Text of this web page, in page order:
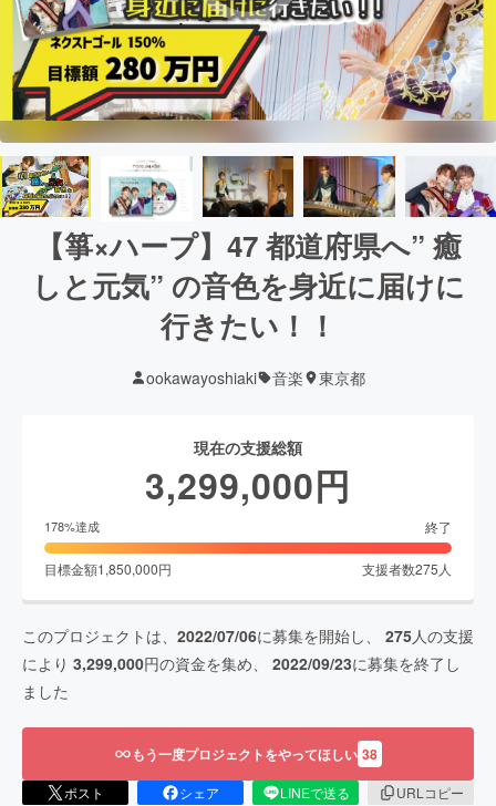
【箏×ハープ】47 都道府県へ” 癒
しと元気” の音色を身近に届けに
行きたい！！
ookawayoshiaki 音楽 東京都
現在の支援総額
3,299,000円
178%達成 終了
目標金額1,850,000円 支援者数275 人
このプロジェクトは、 2022/07/06に募集を開始し、 275人の支援
により 3,299,000円の資金を集め、 2022/09/23に募集を終了し
ました
もう一度プロジェクトをやってほしい 38
ポスト シェア LINEで送る
URLコピー